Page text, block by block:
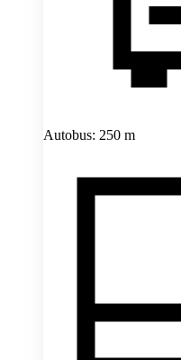
Autobus: 250 m